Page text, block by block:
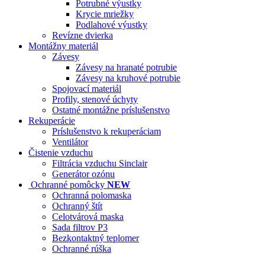
Potrubné výustky
Krycie mriežky
Podlahové výustky
Revízne dvierka
Montážny materiál
Závesy
Závesy na hranaté potrubie
Závesy na kruhové potrubie
Spojovací materiál
Profily, stenové úchyty
Ostatné montážne príslušenstvo
Rekuperácie
Príslušenstvo k rekuperáciam
Ventilátor
Čistenie vzduchu
Filtrácia vzduchu Sinclair
Generátor ozónu
Ochranné pomôcky NEW
Ochranná polomaska
Ochranný štít
Celotvárová maska
Sada filtrov P3
Bezkontaktný teplomer
Ochranné rúška